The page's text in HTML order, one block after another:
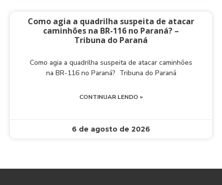
Como agia a quadrilha suspeita de atacar
caminhões na BR-116 no Paraná? –
Tribuna do Paraná
Como agia a quadrilha suspeita de atacar caminhões
na BR-116 no Paraná? Tribuna do Paraná
CONTINUAR LENDO »
6 de agosto de 2026